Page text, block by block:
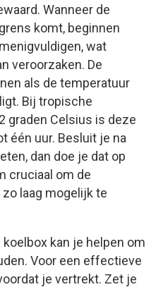
Wanneer de
komt, beginnen
wat
veroorzaken. De
als de temperatuur
Bij tropische
graden Celsius is deze
één uur. Besluit je na
dan doe je dat op
cruciaal om de
laag mogelijk te
kan je helpen om
Voor een effectieve
je vertrekt. Zet je